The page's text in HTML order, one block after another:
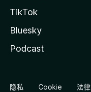
TikTok
Bluesky
Podcast
隐私 Cookie 法律